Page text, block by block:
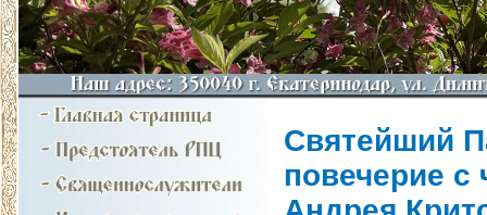
Святейший
повечерие с